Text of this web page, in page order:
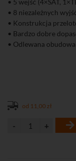
• 5 wejść (4×SAT,
• 8 niezależnych
• Konstrukcja
• Bardzo dobre
• Odlewana obudowa
od 11,00 zł